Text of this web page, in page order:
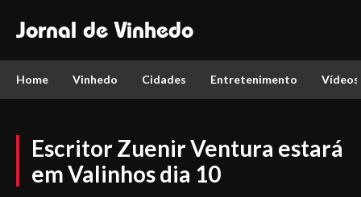
Jornal de Vinhedo
Home Vinhedo Cidades Entretenimento Vídeos
Escritor Zuenir Ventura estará
em Valinhos dia 10